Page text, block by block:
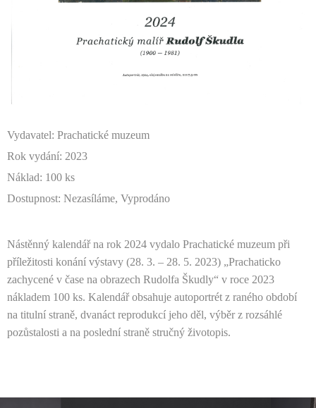
Vydavatel: Prachatické muzeum
Rok vydání: 2023
Náklad: 100 ks
Dostupnost: Nezasíláme, Vyprodáno
Nástěnný kalendář na rok 2024 vydalo Prachatické muzeum při
příležitosti konání výstavy (28. 3. – 28. 5. 2023) „Prachaticko
zachycené v čase na obrazech Rudolfa Škudly“ v roce 2023
nákladem 100 ks. Kalendář obsahuje autoportrét z raného období
na titulní straně, dvanáct reprodukcí jeho děl, výběr z rozsáhlé
pozůstalosti a na poslední straně stručný životopis.